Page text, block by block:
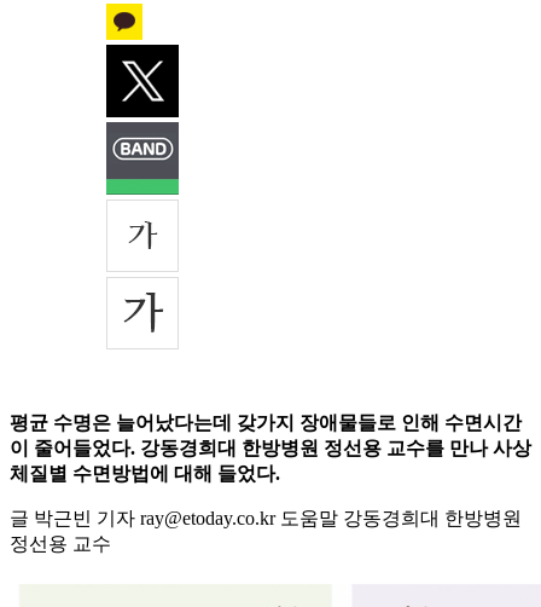
평균 수명은 늘어났다는데 갖가지 장애물들로 인해 수면시간
이 줄어들었다. 강동경희대 한방병원 정선용 교수를 만나 사상
체질별 수면방법에 대해 들었다.
글 박근빈 기자 ray@etoday.co.kr 도움말 강동경희대 한방병원
정선용 교수